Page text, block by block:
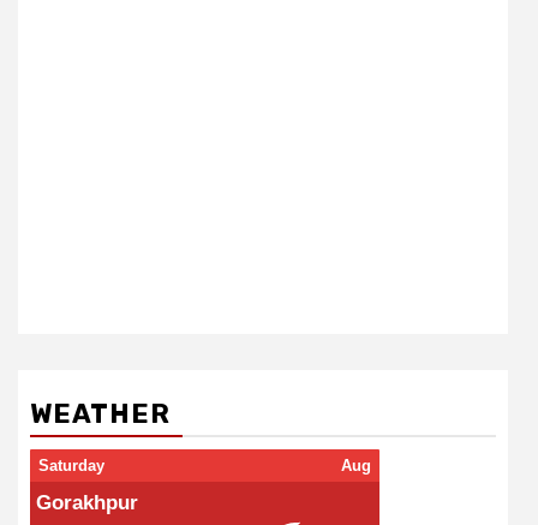
WEATHER
Saturday Aug
Gorakhpur